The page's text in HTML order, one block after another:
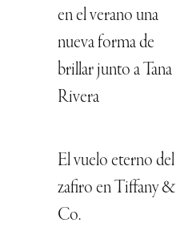
en el verano una
nueva forma de
brillar junto a Tana
Rivera
El vuelo eterno del
zafiro en Tiffany &
Co.